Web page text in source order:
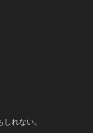
れない。